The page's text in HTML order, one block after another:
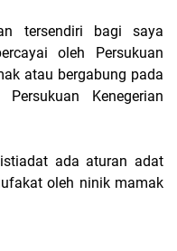
tersendiri bagi saya
oleh Persukuan
atau bergabung pada
Kenegerian
ada aturan adat
oleh ninik mamak